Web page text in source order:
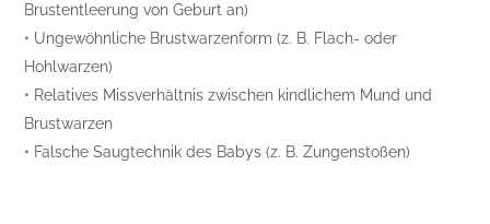
Brustentleerung von Geburt an)
• Ungewöhnliche Brustwarzenform (z. B. Flach- oder
Hohlwarzen)
• Relatives Missverhältnis zwischen kindlichem Mund und
Brustwarzen
• Falsche Saugtechnik des Babys (z. B. Zungenstoßen)